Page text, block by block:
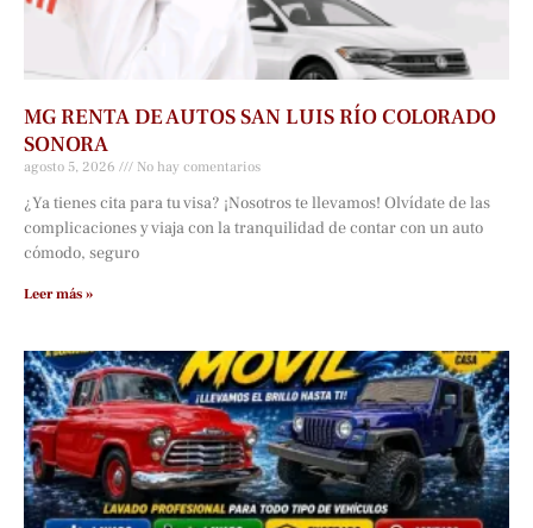
MG RENTA DE AUTOS SAN LUIS RÍO COLORADO
SONORA
agosto 5, 2026 No hay comentarios
¿Ya tienes cita para tu visa? ¡Nosotros te llevamos! Olvídate de las
complicaciones y viaja con la tranquilidad de contar con un auto
cómodo, seguro
Leer más »